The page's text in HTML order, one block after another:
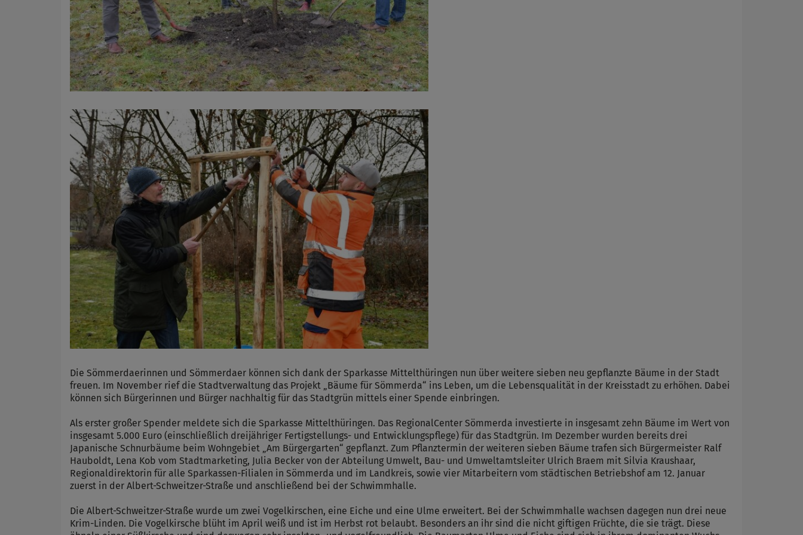
Die Sömmerdaerinnen und Sömmerdaer können sich dank der Sparkasse Mittelthüringen nun über weitere sieben neu gepflanzte Bäume in der Stadt
freuen. Im November rief die Stadtverwaltung das Projekt „Bäume für Sömmerda“ ins Leben, um die Lebensqualität in der Kreisstadt zu erhöhen. Dabei
können sich Bürgerinnen und Bürger nachhaltig für das Stadtgrün mittels einer Spende einbringen.
Als erster großer Spender meldete sich die Sparkasse Mittelthüringen. Das RegionalCenter Sömmerda investierte in insgesamt zehn Bäume im Wert von
insgesamt 5.000 Euro (einschließlich dreijähriger Fertigstellungs- und Entwicklungspflege) für das Stadtgrün. Im Dezember wurden bereits drei
Japanische Schnurbäume beim Wohngebiet „Am Bürgergarten“ gepflanzt. Zum Pflanztermin der weiteren sieben Bäume trafen sich Bürgermeister Ralf
Hauboldt, Lena Kob vom Stadtmarketing, Julia Becker von der Abteilung Umwelt, Bau- und Umweltamtsleiter Ulrich Braem mit Silvia Kraushaar,
Regionaldirektorin für alle Sparkassen-Filialen in Sömmerda und im Landkreis, sowie vier Mitarbeitern vom städtischen Betriebshof am 12. Januar
zuerst in der Albert-Schweitzer-Straße und anschließend bei der Schwimmhalle.
Die Albert-Schweitzer-Straße wurde um zwei Vogelkirschen, eine Eiche und eine Ulme erweitert. Bei der Schwimmhalle wachsen dagegen nun drei neue
Krim-Linden. Die Vogelkirsche blüht im April weiß und ist im Herbst rot belaubt. Besonders an ihr sind die nicht giftigen Früchte, die sie trägt. Diese
Anbieter
Zweck
Cookie Name
Cookie Laufzeit
Infos schließen